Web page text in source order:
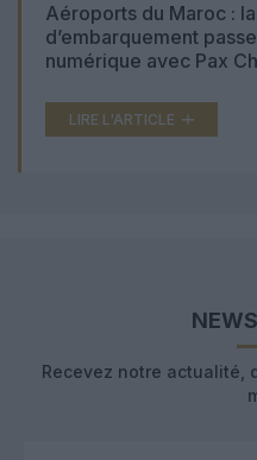
Aéroports du Maroc :
d’embarquement
numérique avec Pax
LIRE L'ARTICLE
Recevez notre actualité,